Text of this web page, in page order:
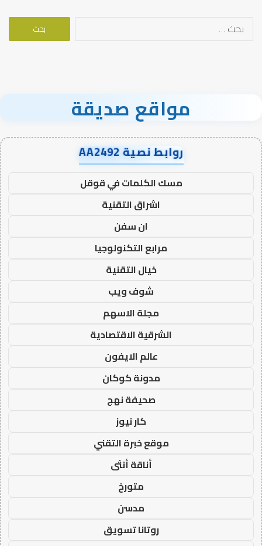
البحث
مواقع صديقة
روابط نصية AA2492
مسك الكلمات في قوقل
اشراق التقنية
ان سفن
مرابع التكنولوجيا
خيال التقنية
شوف ويب
مجلة الاسهم
الشرقية الاقتصادية
عالم الايفون
مدونة كوكان
صحيفة نهج
كار نيوز
موقع خبرة التقني
أناقة أنثى
متورخ
مدسن
روتانا تسويق